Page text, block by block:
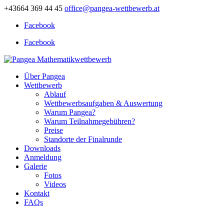
+43664 369 44 45 office@pangea-wettbewerb.at
Facebook
Facebook
Über Pangea
Wettbewerb
Ablauf
Wettbewerbsaufgaben & Auswertung
Warum Pangea?
Warum Teilnahmegebühren?
Preise
Standorte der Finalrunde
Downloads
Anmeldung
Galerie
Fotos
Videos
Kontakt
FAQs